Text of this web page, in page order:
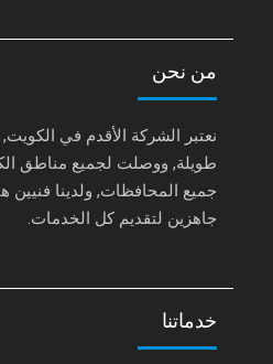
من نحن
نعتبر الشركة الأقدم في
طويلة, ووصلت لجميع مناطق
جميع المحافظات, ولدينا فنيين
جاهزين لتقديم كل الخدمات.
خدماتنا